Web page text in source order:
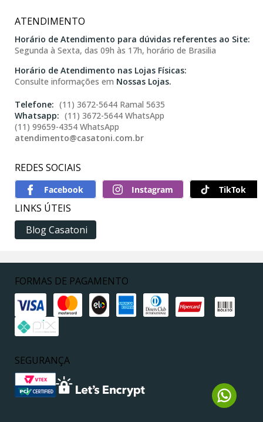
ATENDIMENTO
Horário de Atendimento para dúvidas referentes ao Site:
Segunda à Sexta, das 09h às 17h, horário de Brasilia
Horário de Atendimento nas Lojas Físicas:
Consulte informações em Nossas Lojas.
(11) 3672-5644 Ramal 5635
(11) 3672-5644 WhatsApp
(11) 99659-4354 WhatsApp
atendimento@casatoni.com.br
REDES SOCIAIS
TikTok
LINKS ÚTEIS
Blog Casatoni
FORMAS DE PAGAMENTO
SEGURANÇA